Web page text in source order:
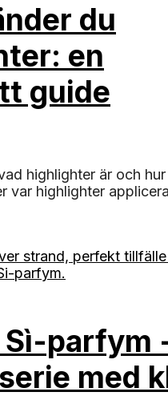
du
en
guide
highlighter är och
var highlighter
parfym
med